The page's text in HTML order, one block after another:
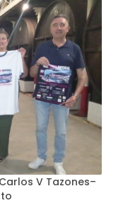
V Tazones–